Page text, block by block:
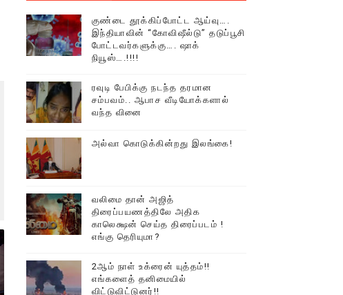
போராட்டத்தில் திரண்ட தமிழ்மக்கள்!!
குண்டை தூக்கிப்போட்ட ஆய்வு….
இந்தியாவின் “கோவிஷீல்டு” தடுப்பூசி
போட்டவர்களுக்கு…. ஷாக்
நியூஸ்….!!!!
ரவுடி பேபிக்கு நடந்த தரமான
சம்பவம்.. ஆபாச வீடியோக்களால்
வந்த வினை
அல்வா கொடுக்கின்றது இலங்கை!
வலிமை தான் அஜித்
திரைப்பயணத்திலே அதிக
காலெக்ஷன் செய்த திரைப்படம் !
எங்கு தெரியுமா?
2ஆம் நாள் உக்ரைன் யுத்தம்!!
எங்களைத் தனிமையில்
விட்டுவிட்டுனர்!!